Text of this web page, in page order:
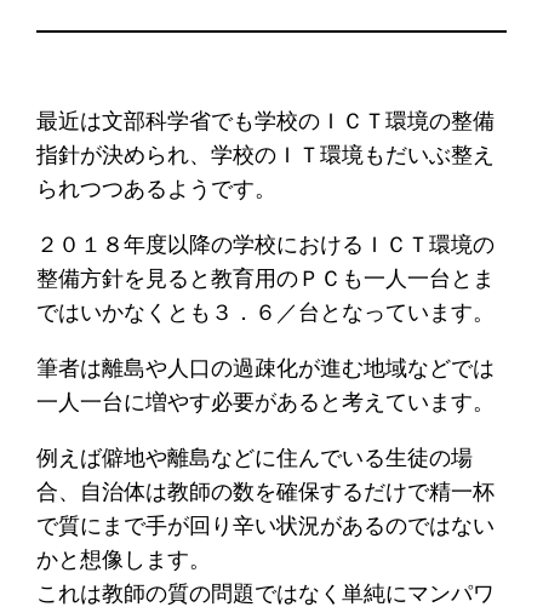
最近は文部科学省でも学校のＩＣＴ環境の整備
指針が決められ、学校のＩＴ環境もだいぶ整え
られつつあるようです。
２０１８年度以降の学校におけるＩＣＴ環境の
整備方針を見ると教育用のＰＣも一人一台とま
ではいかなくとも３．６／台となっています。
筆者は離島や人口の過疎化が進む地域などでは
一人一台に増やす必要があると考えています。
例えば僻地や離島などに住んでいる生徒の場
合、自治体は教師の数を確保するだけで精一杯
で質にまで手が回り辛い状況があるのではない
かと想像します。
これは教師の質の問題ではなく単純にマンパワ